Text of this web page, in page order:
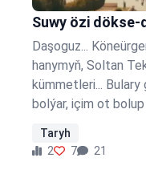
Suwy özi dökse-
Daşoguz...
hanymyň, Soltan
kümmetleri...
bolýar, içim ot
söwdaň ösen ýeri
ulumsylygyň,
Taryh
2
7 21